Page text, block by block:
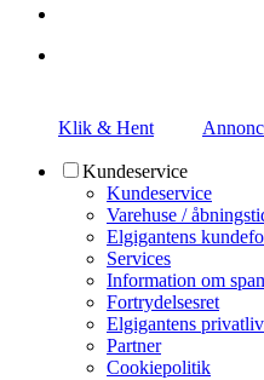
Klik & Hent
Kundeservice
Kundeservice
Varehuse /
Elgigantens
Services
Information om
Fortrydelsesret
Elgigantens
Partner
Cookiepolitik